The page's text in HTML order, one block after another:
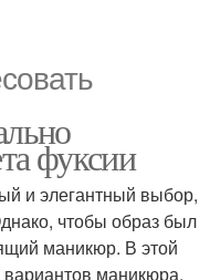
фуксии
и элегантный выбор,
чтобы образ был
маникюр. В этой
маникюра,